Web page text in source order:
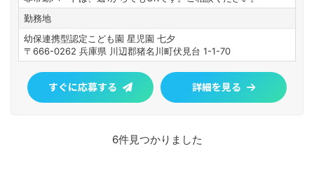
勤務地
幼保連携型認定こども園 星児園 七夕
〒666-0262 兵庫県 川辺郡猪名川町伏見台 1-1-70
すぐに応募する 詳細を見る
6件見つかりました